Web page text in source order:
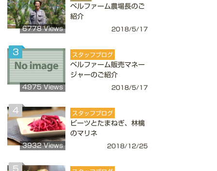
ベルファーム農場長のご
紹介
6778 Views 2018/5/17
3 スタッフブログ
ベルファーム販売マネー
ジャーのご紹介
4975 Views 2018/5/17
4 スタッフブログ
ビーツとたまねぎ、林檎
のマリネ
3932 Views 2018/12/25
5